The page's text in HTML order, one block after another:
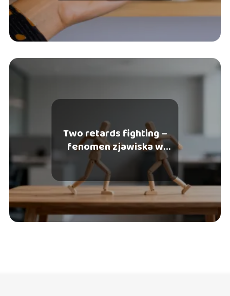
Two retards fighting –
fenomen zjawiska w
internecie